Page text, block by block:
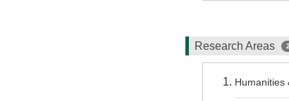
Research Areas 2
Humanities